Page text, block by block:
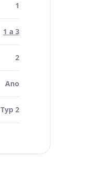
1
1 a 3
2
Ano
Typ 2